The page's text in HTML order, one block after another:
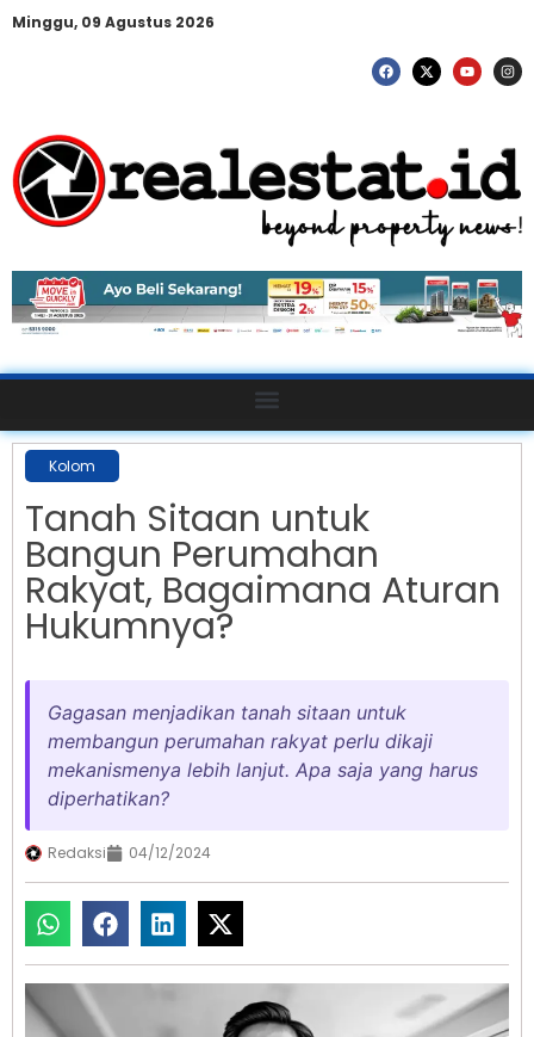
Minggu, 09 Agustus 2026
Kolom
Tanah Sitaan untuk
Bangun Perumahan
Rakyat, Bagaimana Aturan
Hukumnya?
Gagasan menjadikan tanah sitaan untuk
membangun perumahan rakyat perlu dikaji
mekanismenya lebih lanjut. Apa saja yang harus
diperhatikan?
Redaksi 04/12/2024